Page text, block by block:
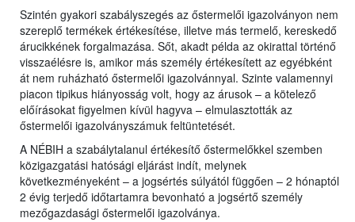
Szintén gyakori szabályszegés az őstermelői igazolványon nem
szereplő termékek értékesítése, illetve más termelő, kereskedő
árucikkének forgalmazása. Sőt, akadt példa az okirattal történő
visszaélésre is, amikor más személy értékesített az egyébként
át nem ruházható őstermelői igazolvánnyal. Szinte valamennyi
piacon tipikus hiányosság volt, hogy az árusok – a kötelező
előírásokat figyelmen kívül hagyva – elmulasztották az
őstermelői igazolványszámuk feltüntetését.
A NÉBIH a szabálytalanul értékesítő őstermelőkkel szemben
közigazgatási hatósági eljárást indít, melynek
következményeként – a jogsértés súlyától függően – 2 hónaptól
2 évig terjedő időtartamra bevonható a jogsértő személy
mezőgazdasági őstermelői igazolványa.